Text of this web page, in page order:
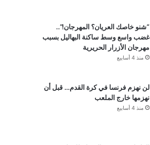
“شنو خاصك العريان؟ المهرجان!”..
غضب واسع وسط ساكنة البهاليل بسبب
مهرجان الأزرار الحريرية
منذ 4 أسابيع
لن نهزم فرنسا في كرة القدم… قبل أن
نهزمها خارج الملعب
منذ 4 أسابيع